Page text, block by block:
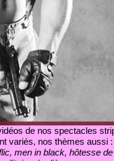
de nos spectacles
variés, nos thèmes aussi :
men in black, hôtesse de